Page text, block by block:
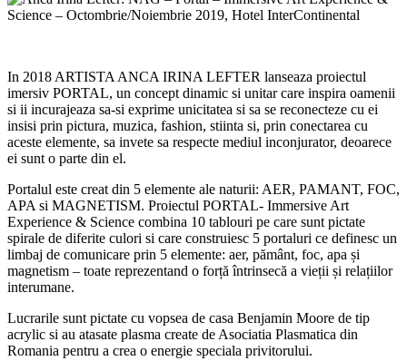
In 2018 ARTISTA ANCA IRINA LEFTER lanseaza proiectul
imersiv PORTAL, un concept dinamic si unitar care inspira oamenii
si ii incurajeaza sa-si exprime unicitatea si sa se reconecteze cu ei
insisi prin pictura, muzica, fashion, stiinta si, prin conectarea cu
aceste elemente, sa invete sa respecte mediul inconjurator, deoarece
ei sunt o parte din el.
Portalul este creat din 5 elemente ale naturii: AER, PAMANT, FOC,
APA si MAGNETISM. Proiectul PORTAL- Immersive Art
Experience & Science combina 10 tablouri pe care sunt pictate
spirale de diferite culori si care construiesc 5 portaluri ce definesc un
limbaj de comunicare prin 5 elemente: aer, pământ, foc, apa și
magnetism – toate reprezentand o forță întrinsecă a vieții și relațiilor
interumane.
Lucrarile sunt pictate cu vopsea de casa Benjamin Moore de tip
acrylic si au atasate plasma create de Asociatia Plasmatica din
Romania pentru a crea o energie speciala privitorului.